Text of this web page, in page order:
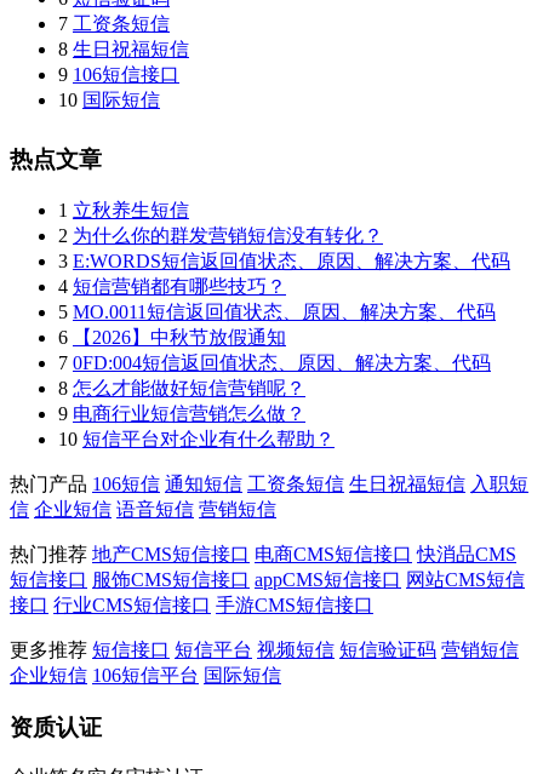
7 工资条短信
8 生日祝福短信
9 106短信接口
10 国际短信
热点文章
1 立秋养生短信
2 为什么你的群发营销短信没有转化？
3 E:WORDS短信返回值状态、原因、解决方案、代码
4 短信营销都有哪些技巧？
5 MO.0011短信返回值状态、原因、解决方案、代码
6
【2026】中秋节放假通知
7 0FD:004短信返回值状态、原因、解决方案、代码
8 怎么才能做好短信营销呢？
9 电商行业短信营销怎么做？
10 短信平台对企业有什么帮助？
热门产品 106短信 通知短信 工资条短信 生日祝福短信 入职短
信 企业短信 语音短信 营销短信
热门推荐 地产CMS短信接口 电商CMS短信接口 快消品CMS
短信接口 服饰CMS短信接口 appCMS短信接口 网站CMS短信
接口 行业CMS短信接口 手游CMS短信接口
更多推荐 短信接口 短信平台 视频短信 短信验证码 营销短信
企业短信 106短信平台 国际短信
资质认证